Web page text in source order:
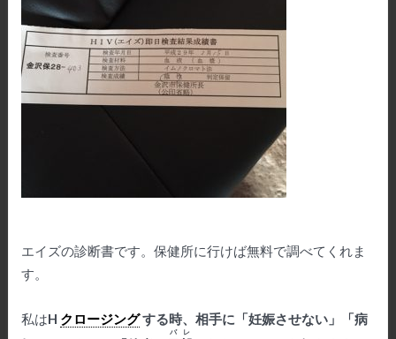
エイズの診断書です。保健所に行けば無料で調べてくれま
す。
私はH クロージングする時、相手に「妊娠させない」「病
バレ